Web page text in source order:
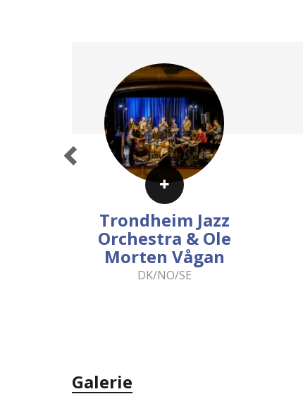
Trondheim Jazz
Orchestra & Ole
Morten Vågan
DK/NO/SE
Galerie